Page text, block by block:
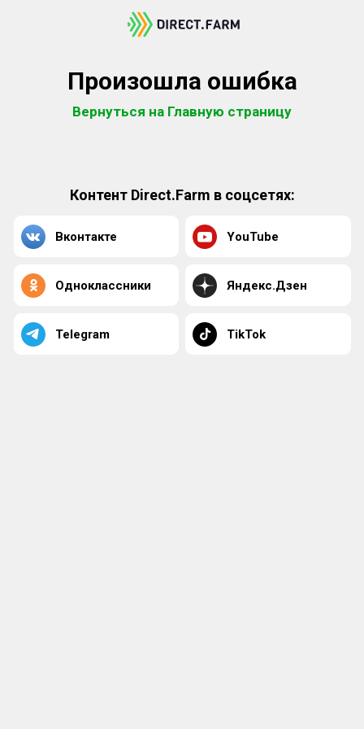
Произошла ошибка
Вернуться на Главную страницу
Контент Direct.Farm в соцсетях:
Вконтакте YouTube
Одноклассники Яндекс.Дзен
Telegram TikTok